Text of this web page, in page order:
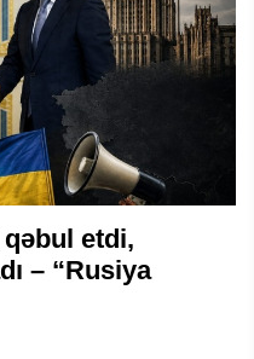
etdi,
– “Rusiya